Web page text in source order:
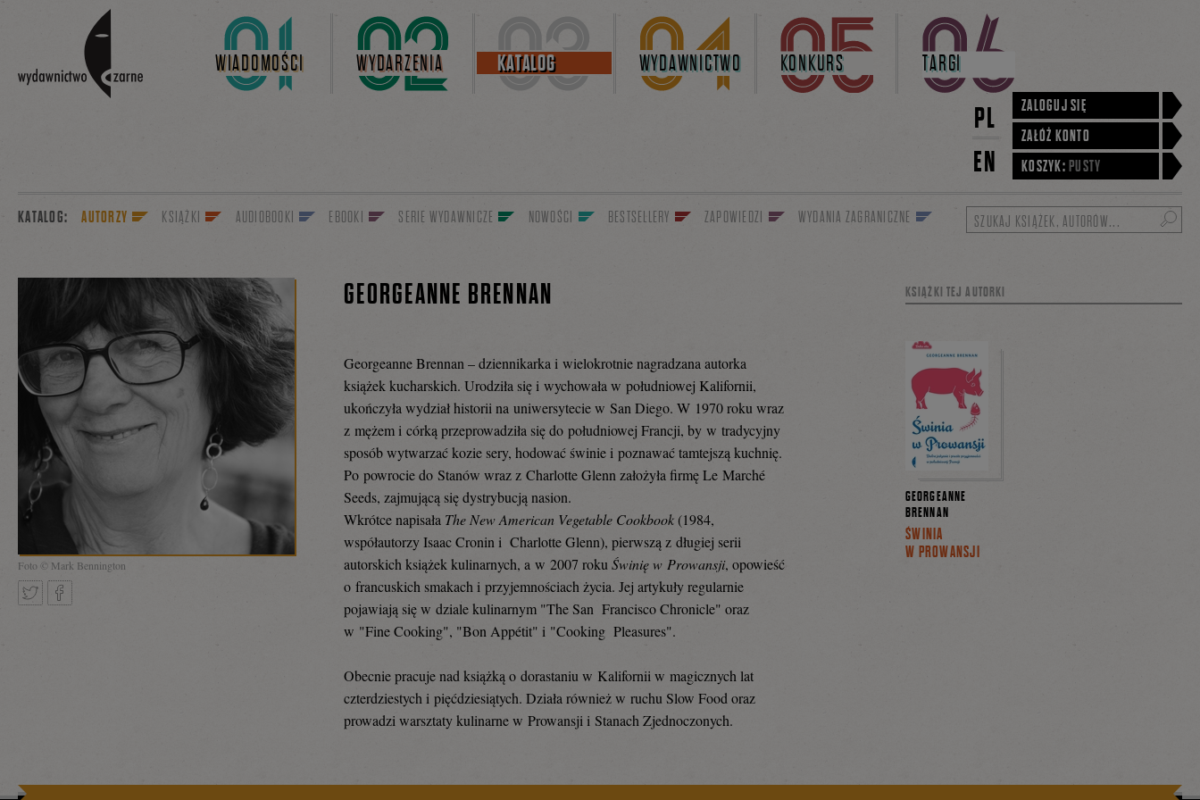
WIADOMOŚCI WYDARZENIA KATALOG WYDAWNICTWO KONKURS TARGI
PL
EN
ZALOGUJ SIĘ
ZAŁÓŻ KONTO
KOSZYK: PUSTY
KATALOG: AUTORZY KSIĄŻKI AUDIOBOOKI EBOOKI SERIE WYDAWNICZE NOWOŚCI BESTSELLERY ZAPOWIEDZI WYDANIA ZAGRANICZNE
GEORGEANNE BRENNAN
Foto © Mark Bennington
na
Georgeanne Brennan – dziennikarka i wielokrotnie nagradzana autorka
książek kucharskich. Urodziła się i wychowała w południowej Kalifornii,
ukończyła wydział historii na uniwersytecie w San Diego. W 1970 roku wraz
z mężem i córką przeprowadziła się do południowej Francji, by w tradycyjny
sposób wytwarzać kozie sery, hodować świnie i poznawać tamtejszą kuchnię.
Po powrocie do Stanów wraz z Charlotte Glenn założyła firmę Le Marché
Seeds, zajmującą się dystrybucją nasion.
Wkrótce napisała The New American Vegetable Cookbook (1984,
współautorzy Isaac Cronin i Charlotte Glenn), pierwszą z długiej serii
autorskich książek kulinarnych, a w 2007 rokuŚwinię w Prowansji, opowieść
o francuskich smakach i przyjemnościach życia. Jej artykuły regularnie
pojawiają się w dziale kulinarnym "The San Francisco Chronicle" oraz
w "Fine Cooking", "Bon Appétit" i "Cooking Pleasures".
Obecnie pracuje nad książką o dorastaniu w Kalifornii w magicznych lat
czterdziestych i pięćdziesiątych. Działa również w ruchu Slow Food oraz
prowadzi warsztaty kulinarne w Prowansji i Stanach Zjednoczonych.
KSIĄŻKI TEJ AUTORKI
GEORGEANNE
BRENNAN
ŚWINIA
W PROWANSJI